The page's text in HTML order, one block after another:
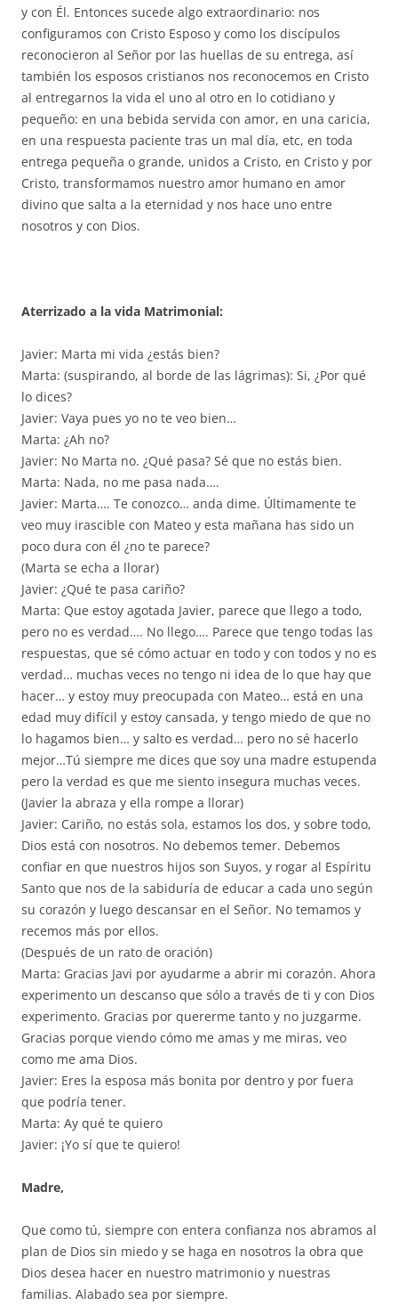
y con Él. Entonces sucede algo extraordinario: nos
configuramos con Cristo Esposo y como los discípulos
reconocieron al Señor por las huellas de su entrega, así
también los esposos cristianos nos reconocemos en Cristo
al entregarnos la vida el uno al otro en lo cotidiano y
pequeño: en una bebida servida con amor, en una caricia,
en una respuesta paciente tras un mal día, etc, en toda
entrega pequeña o grande, unidos a Cristo, en Cristo y por
Cristo, transformamos nuestro amor humano en amor
divino que salta a la eternidad y nos hace uno entre
nosotros y con Dios.
Aterrizado a la vida Matrimonial:
Javier: Marta mi vida ¿estás bien?
Marta: (suspirando, al borde de las lágrimas): Si, ¿Por qué
lo dices?
Javier: Vaya pues yo no te veo bien…
Marta: ¿Ah no?
Javier: No Marta no. ¿Qué pasa? Sé que no estás bien.
Marta: Nada, no me pasa nada….
Javier: Marta…. Te conozco… anda dime. Últimamente te
veo muy irascible con Mateo y esta mañana has sido un
poco dura con él ¿no te parece?
(Marta se echa a llorar)
Javier: ¿Qué te pasa cariño?
Marta: Que estoy agotada Javier, parece que llego a todo,
pero no es verdad…. No llego…. Parece que tengo todas las
respuestas, que sé cómo actuar en todo y con todos y no es
verdad… muchas veces no tengo ni idea de lo que hay que
hacer… y estoy muy preocupada con Mateo… está en una
edad muy difícil y estoy cansada, y tengo miedo de que no
lo hagamos bien… y salto es verdad… pero no sé hacerlo
mejor…Tú siempre me dices que soy una madre estupenda
pero la verdad es que me siento insegura muchas veces.
(Javier la abraza y ella rompe a llorar)
Javier: Cariño, no estás sola, estamos los dos, y sobre todo,
Dios está con nosotros. No debemos temer. Debemos
confiar en que nuestros hijos son Suyos, y rogar al Espíritu
Santo que nos de la sabiduría de educar a cada uno según
su corazón y luego descansar en el Señor. No temamos y
recemos más por ellos.
(Después de un rato de oración)
Marta: Gracias Javi por ayudarme a abrir mi corazón. Ahora
experimento un descanso que sólo a través de ti y con Dios
experimento. Gracias por quererme tanto y no juzgarme.
Gracias porque viendo cómo me amas y me miras, veo
como me ama Dios.
Javier: Eres la esposa más bonita por dentro y por fuera
que podría tener.
Marta: Ay qué te quiero
Javier: ¡Yo sí que te quiero!
Madre,
Que como tú, siempre con entera confianza nos abramos al
plan de Dios sin miedo y se haga en nosotros la obra que
Dios desea hacer en nuestro matrimonio y nuestras
familias. Alabado sea por siempre.